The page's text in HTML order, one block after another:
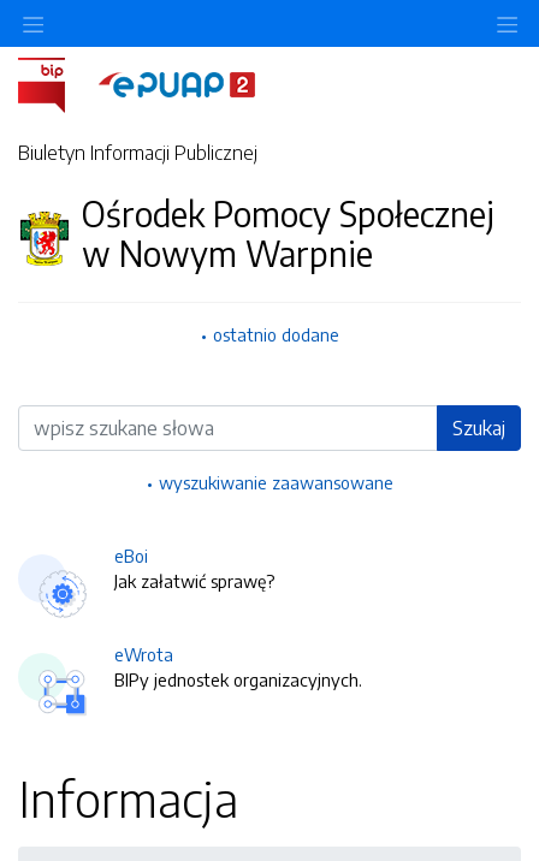
Biuletyn Informacji Publicznej
Ośrodek Pomocy Społecznej
w Nowym Warpnie
ostatnio dodane
Wyszukiwarka Szukaj
wyszukiwanie zaawansowane
eBoi
Jak załatwić sprawę?
eWrota
BIPy jednostek organizacyjnych.
Informacja